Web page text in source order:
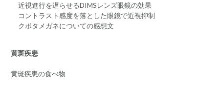
近視進行を遅らせるDIMSレンズ眼鏡の効果
コントラスト感度を落とした眼鏡で近視抑制
クボタメガネについての感想文
黄斑疾患
黄斑疾患の食べ物